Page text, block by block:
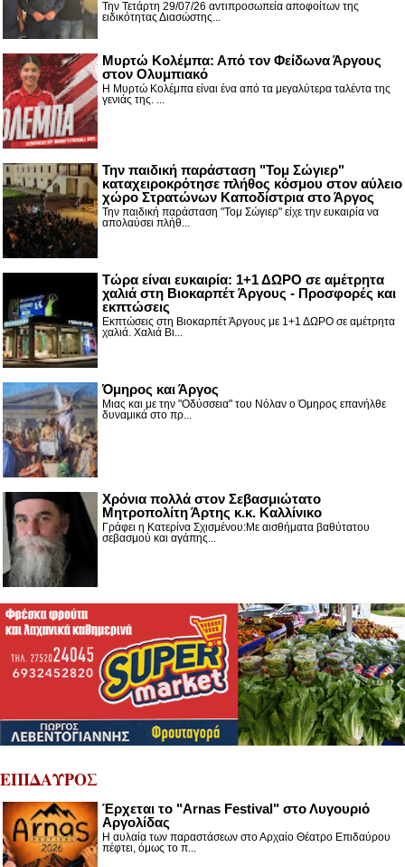
Την Τετάρτη 29/07/26 αντιπροσωπεία αποφοίτων της
ειδικότητας Διασώστης...
Μυρτώ Κολέμπα: Από τον Φείδωνα Άργους
στον Ολυμπιακό
Η Μυρτώ Κολέμπα είναι ένα από τα μεγαλύτερα ταλέντα της
γενιάς της. ...
Την παιδική παράσταση "Τομ Σώγιερ"
καταχειροκρότησε πλήθος κόσμου στον αύλειο
χώρο Στρατώνων Καποδίστρια στο Άργος
Την παιδική παράσταση "Τομ Σώγιερ" είχε την ευκαιρία να
απολαύσει πλήθ...
Τώρα είναι ευκαιρία: 1+1 ΔΩΡΟ σε αμέτρητα
χαλιά στη Βιοκαρπέτ Άργους - Προσφορές και
εκπτώσεις
Εκπτώσεις στη Βιοκαρπέτ Άργους με 1+1 ΔΩΡΟ σε αμέτρητα
χαλιά. Χαλιά Βι...
Όμηρος και Άργος
Μιας και με την "Οδύσσεια" του Νόλαν ο Όμηρος επανήλθε
δυναμικά στο πρ...
Χρόνια πολλά στον Σεβασμιώτατο
Μητροπολίτη Άρτης κ.κ. Καλλίνικο
Γράφει η Κατερίνα Σχισμένου:Με αισθήματα βαθύτατου
σεβασμού και αγάπης...
ΕΠΙΔΑΥΡΟΣ
Έρχεται το "Arnas Festival" στο Λυγουριό
Αργολίδας
Η αυλαία των παραστάσεων στο Αρχαίο Θέατρο Επιδαύρου
πέφτει, όμως το π...